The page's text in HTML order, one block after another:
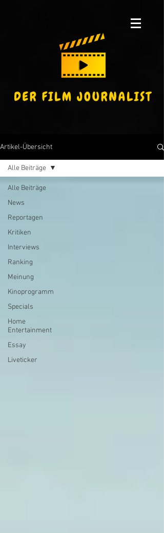
Artikel-Übersicht
Alle Beiträge
News
Reportagen
Kritiken
Interviews
Ranking
Meinung
Kinoprogramm
Specials
Home
Entertainment
Essay
Liveticker
Alle Beiträge